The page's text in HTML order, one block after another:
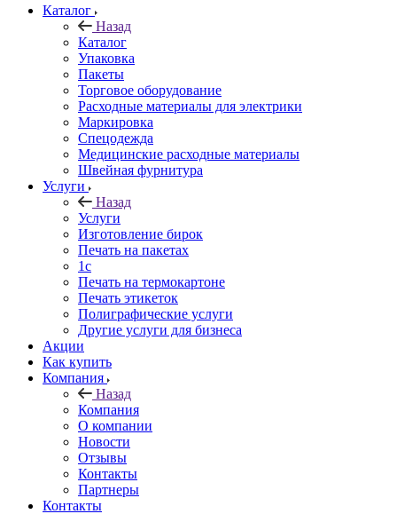
Каталог
Назад
Каталог
Упаковка
Пакеты
Торговое оборудование
Расходные материалы для электрики
Маркировка
Спецодежда
Медицинские расходные материалы
Швейная фурнитура
Услуги
Назад
Услуги
Изготовление бирок
Печать на пакетах
1c
Печать на термокартоне
Печать этикеток
Полиграфические услуги
Другие услуги для бизнеса
Акции
Как купить
Компания
Назад
Компания
О компании
Новости
Отзывы
Контакты
Партнеры
Контакты